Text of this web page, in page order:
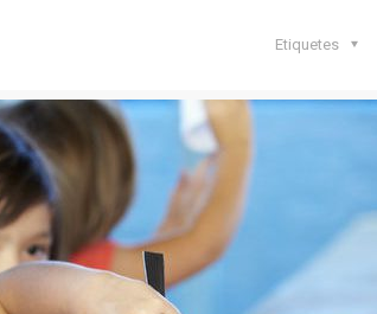
Etiquetes